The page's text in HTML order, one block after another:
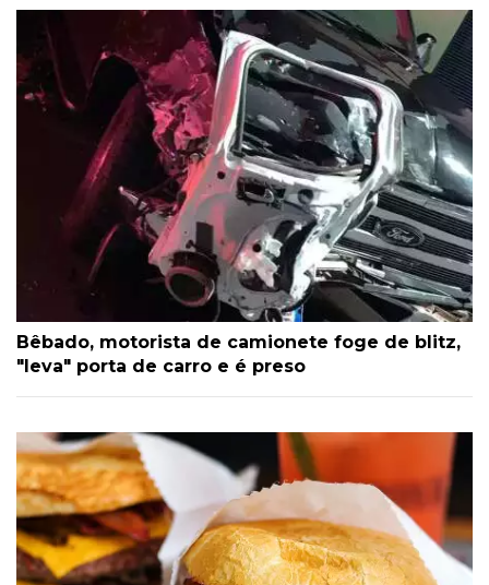
Bêbado, motorista de camionete foge de blitz,
"leva" porta de carro e é preso